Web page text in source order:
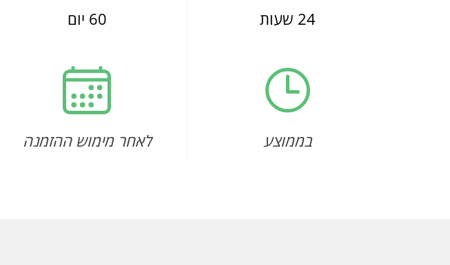
24 שעות
בממוצע
60 יום
לאחר מימוש ההזמנה